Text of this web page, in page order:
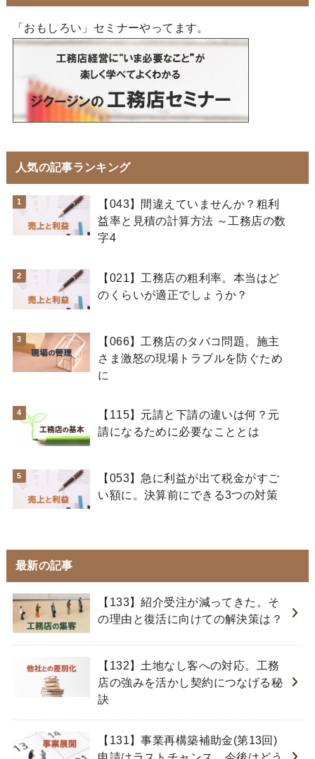
「おもしろい」セミナーやってます。
人気の記事ランキング
【043】間違えていませんか？粗利
益率と見積の計算方法 ～工務店の数
字4
【021】工務店の粗利率。本当はど
のくらいが適正でしょうか？
【066】工務店のタバコ問題。施主
さま激怒の現場トラブルを防ぐため
に
【115】元請と下請の違いは何？元
請になるために必要なこととは
【053】急に利益が出て税金がすご
い額に。決算前にできる3つの対策
最新の記事
【133】紹介受注が減ってきた。そ
の理由と復活に向けての解決策は？
【132】土地なし客への対応。工務
店の強みを活かし契約につなげる秘
訣
【131】事業再構築補助金(第13回)